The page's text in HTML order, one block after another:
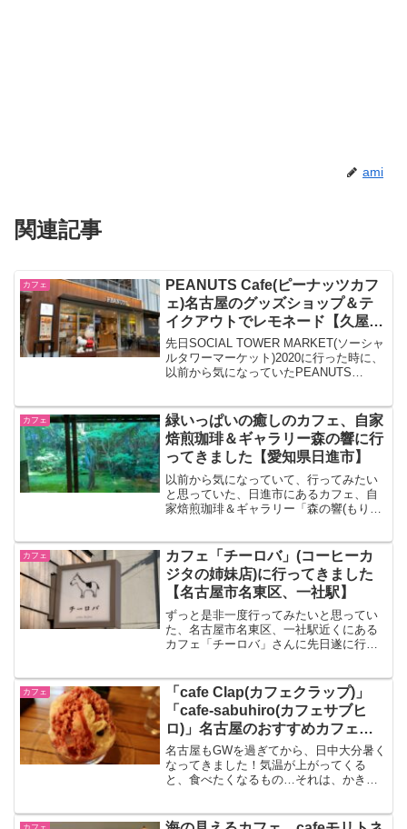
ami
関連記事
カフェ
PEANUTS Cafe(ピーナッツカフ
ェ)名古屋のグッズショップ＆テ
イクアウトでレモネード【久屋大
通パーク】
先日SOCIAL TOWER MARKET(ソーシャ
ルタワーマーケット)2020に行った時に、
以前から気になっていたPEANUTS
きとしては、名古屋にピーナッ...
カフェ
緑いっぱいの癒しのカフェ、自家
焙煎珈琲＆ギャラリー森の響に行
ってきました【愛知県日進市】
以前から気になっていて、行ってみたい
と思っていた、日進市にあるカフェ、自
家焙煎珈琲＆ギャラリー「森の響(もりの
庭の豊かな緑が見える、とても素敵なカ
フェです。癒しの空間...
カフェ
カフェ「チーロバ」(コーヒーカ
ジタの姉妹店)に行ってきました
【名古屋市名東区、一社駅】
ずっと是非一度行ってみたいと思ってい
た、名古屋市名東区、一社駅近くにある
カフェ「チーロバ」さんに先日遂に行っ
んの姉妹店です。お店の雰囲気もとって
も素敵...
カフェ
「cafe Clap(カフェクラップ)」
「cafe-sabuhiro(カフェサブヒ
ロ)」名古屋のおすすめカフェ２
選
名古屋もGWを過ぎてから、日中大分暑く
なってきました！気温が上がってくる
と、食べたくなるもの…それは、かき氷
クリームを頂けるおすすめカフェを２軒